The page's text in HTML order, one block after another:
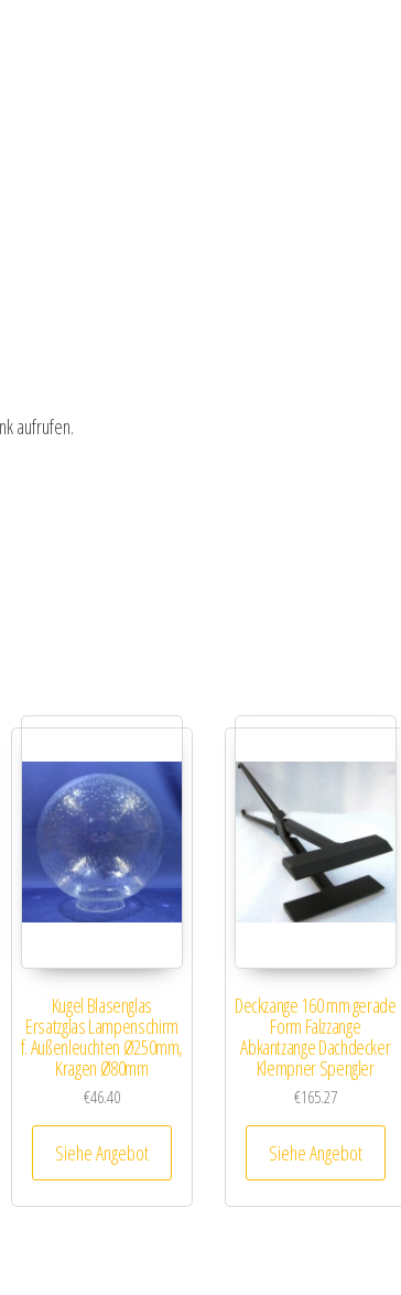
aufrufen.
Kugel Blasenglas
Ersatzglas Lampenschirm
f. Außenleuchten Ø250mm,
Kragen Ø80mm
€46.40
Siehe Angebot
Deckzange 160 mm gerade
Form Falzzange
Abkantzange Dachdecker
Klempner Spengler
€165.27
Siehe Angebot